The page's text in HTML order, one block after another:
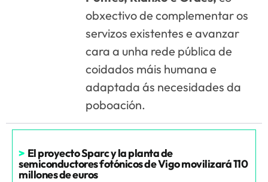
obxectivo de complementar os
servizos existentes e avanzar
cara a unha rede pública de
coidados máis humana e
adaptada ás necesidades da
poboación.
> El proyecto Sparc y la planta de
semiconductores fotónicos de Vigo movilizará 110
millones de euros